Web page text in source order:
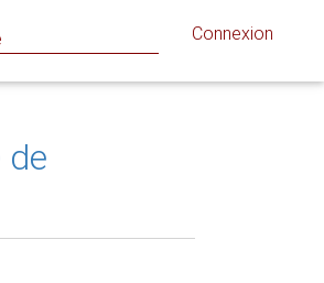
Connexion
de